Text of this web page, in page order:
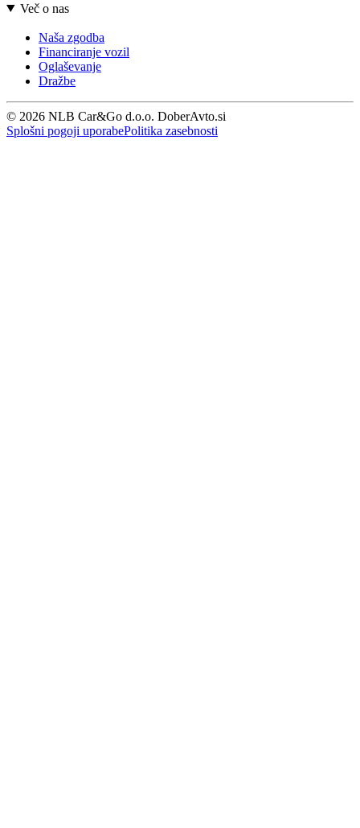
Več o nas
Naša zgodba
Financiranje vozil
Oglaševanje
Dražbe
© 2026 NLB Car&Go d.o.o. DoberAvto.si
Splošni pogoji uporabePolitika zasebnosti